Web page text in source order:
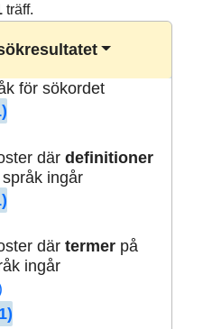
träff.
för sökordet
där definitioner
ingår
där termerpå
ingår